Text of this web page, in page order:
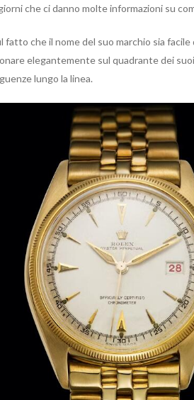
che ci danno molte informazioni su
fatto che il nome del suo marchio sia
elegantemente sul quadrante dei
lungo la linea.